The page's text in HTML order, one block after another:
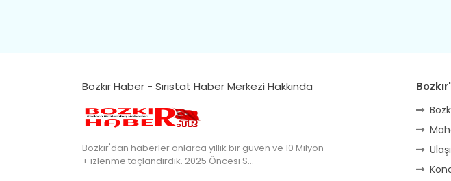
Bozkır Haber - Sırıstat Haber Merkezi Hakkında
Bozkır'dan haberler onlarca yıllık bir güven ve 10 Milyon
+ izlenme taçlandırdık. 2025 Öncesi S…